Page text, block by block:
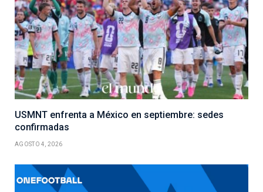
USMNT enfrenta a México en septiembre: sedes
confirmadas
AGOSTO 4, 2026